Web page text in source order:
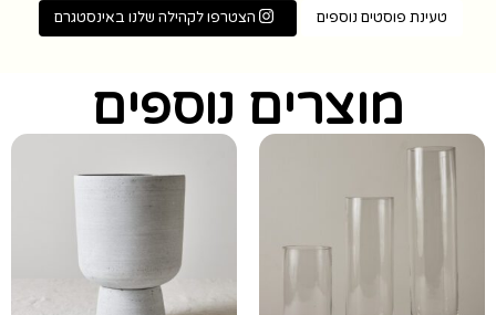
טעינת פוסטים נוספים הצטרפו לקהילה שלנו באינסטגרם
מוצרים נוספים